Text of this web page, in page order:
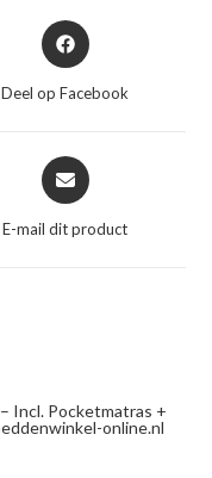
Opent
in
een
nieuw
Deel op Facebook
Opent
in
een
nieuw
E-mail dit product